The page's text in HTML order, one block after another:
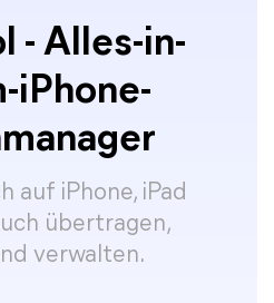
- Alles-in-
iPhone-
auf iPhone, iPad
übertragen,
verwalten.